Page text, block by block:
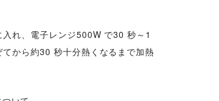
れ、電子レンジ500W で30 秒～1
から約30 秒十分熱くなるまで加熱